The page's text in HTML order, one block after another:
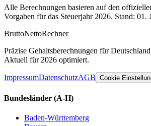
Alle Berechnungen basieren auf den
Vorgaben für das Steuerjahr 2026. Stand: 01.
BruttoNettoRechner
Präzise Gehaltsberechnungen für
Aktuell für 2026 optimiert.
ImpressumDatenschutzAGB Cookie
Bundesländer (A-H)
Baden-Württemberg